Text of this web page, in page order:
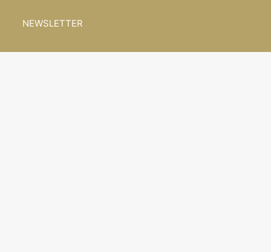
NEWSLETTER